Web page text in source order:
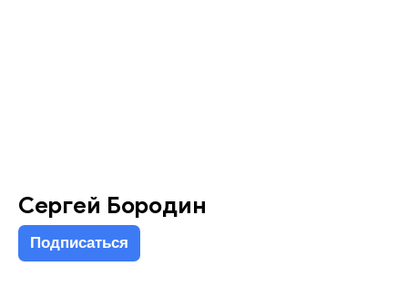
Сергей Бородин
Подписаться